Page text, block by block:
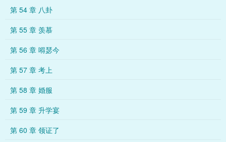
第 54 章 八卦
第 55 章 羡慕
第 56 章 嘚瑟今
第 57 章 考上
第 58 章 婚服
第 59 章 升学宴
第 60 章 领证了